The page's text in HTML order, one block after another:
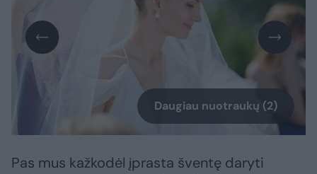
Daugiau nuotraukų (2)
Pas mus kažkodėl įprasta šventę daryti